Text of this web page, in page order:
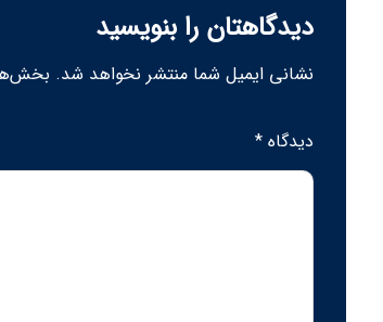
دیدگاهتان را بنویسید
نشانی ایمیل شما منتشر نخواهد شد.
دیدگاه *